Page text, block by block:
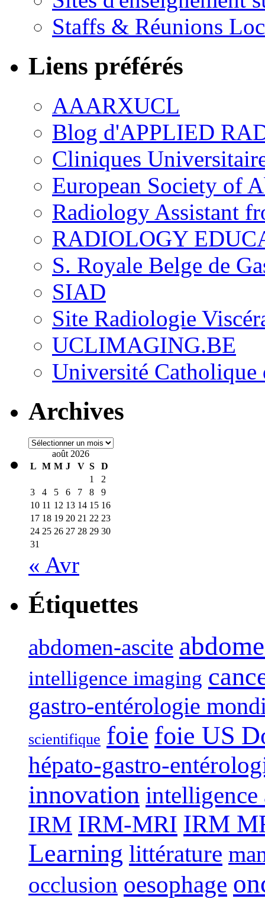
Staffs & Réunions
Liens préférés
AAARXUCL
Blog d'APPLIED
Cliniques
European Society of
Radiology Assistant
RADIOLOGY
S. Royale Belge de
SIAD
Site Radiologie
UCLIMAGING.BE
Université Catholique
Archives
Archives
août 2026
L M M J V S
D
1
2
3
4 5 6 7 8
9
10 11 12 13 14 15 16
17 18 19 20 21 22 23
24 25 26 27 28 29 30
31
« Avr
Étiquettes
abdomen-ascite
intelligence imaging
gastro-entérologie
scientifique foie foie US
hépato-gastro-
innovation
IRM IRM-MRI IRM
Learning littérature
occlusion oesophage